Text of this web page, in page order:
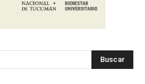
Buscar